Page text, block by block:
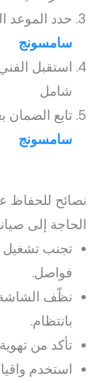
حدد
سامسونج
استقبل
شامل
تابع الضمان
سامسونج
نصائح للحفاظ
الحاجة إلى
تجنب تشغيل
فواصل.
نظّف
بانتظام.
تأكد من
استخدم